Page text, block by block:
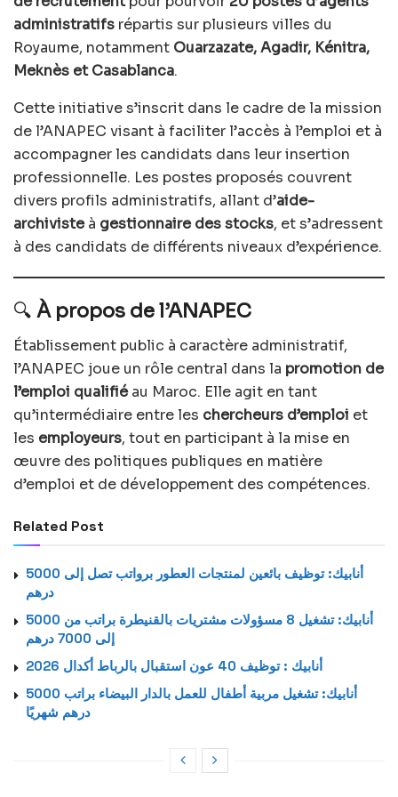
administratifs répartis sur plusieurs villes du
Royaume, notamment Ouarzazate, Agadir, Kénitra,
Meknès et Casablanca.
Cette initiative s’inscrit dans le cadre de la mission
de l’ANAPEC visant à faciliter l’accès à l’emploi et à
accompagner les candidats dans leur insertion
professionnelle. Les postes proposés couvrent
divers profils administratifs, allant d’aide-
archivisteà gestionnaire des stocks, et s’adressent
à des candidats de différents niveaux d’expérience.
🔍 À propos de l’ANAPEC
Établissement public à caractère administratif,
l’ANAPEC joue un rôle central dans la promotion de
l’emploi qualifiéau Maroc. Elle agit en tant
qu’intermédiaire entre les chercheurs d’emploi et
les employeurs, tout en participant à la mise en
œuvre des politiques publiques en matière
d’emploi et de développement des compétences.
Related Post
أنابيك: توظيف بائعين لمنتجات العطور برواتب تصل إلى 5000
درهم
أنابيك: تشغيل 8 مسؤولات مشتريات بالقنيطرة براتب من 5000
إلى 7000 درهم
أنابيك : توظيف 40 عون استقبال بالرباط أكدال 2026
أنابيك: تشغيل مربية أطفال للعمل بالدار البيضاء براتب 5000
درهم شهريًا